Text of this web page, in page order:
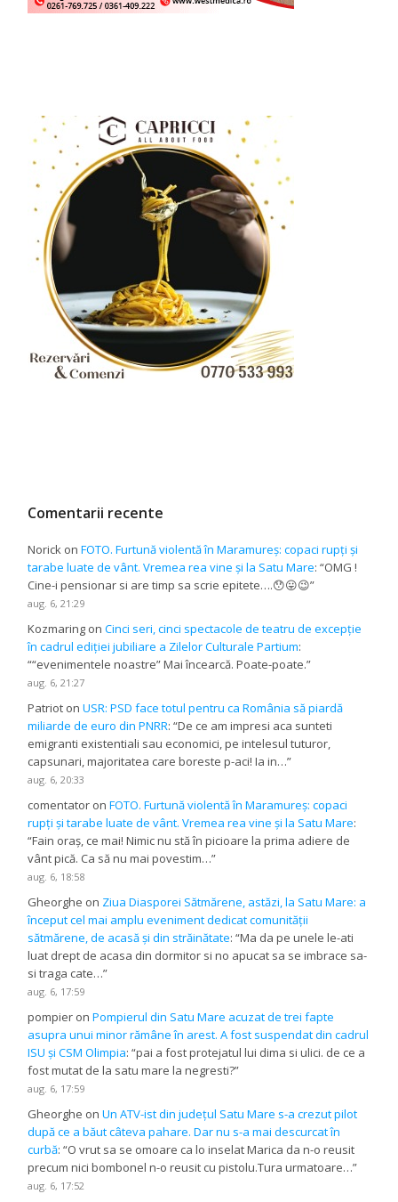
Comentarii recente
Norick onFOTO. Furtună violentă în Maramureș: copaci rupți și
tarabe luate de vânt. Vremea rea vine și la Satu Mare: “OMG !
Cine-i pensionar si are timp sa scrie epitete….😯😛😉”
aug. 6, 21:29
Kozmaring onCinci seri, cinci spectacole de teatru de excepție
în cadrul ediției jubiliare a Zilelor Culturale Partium:
““evenimentele noastre” Mai încearcă. Poate-poate.”
aug. 6, 21:27
Patriot onUSR: PSD face totul pentru ca România să piardă
miliarde de euro din PNRR: “De ce am impresi aca sunteti
emigranti existentiali sau economici, pe intelesul tuturor,
capsunari, majoritatea care boreste p-aci! Ia in…”
aug. 6, 20:33
comentator onFOTO. Furtună violentă în Maramureș: copaci
rupți și tarabe luate de vânt. Vremea rea vine și la Satu Mare:
“Fain oraș, ce mai! Nimic nu stă în picioare la prima adiere de
vânt pică. Ca să nu mai povestim…”
aug. 6, 18:58
Gheorghe on Ziua Diasporei Sătmărene, astăzi, la Satu Mare: a
început cel mai amplu eveniment dedicat comunității
sătmărene, de acasă și din străinătate: “Ma da pe unele le-ati
luat drept de acasa din dormitor si no apucat sa se imbrace sa-
si traga cate…”
aug. 6, 17:59
pompier onPompierul din Satu Mare acuzat de trei fapte
asupra unui minor rămâne în arest. A fost suspendat din cadrul
ISU și CSM Olimpia: “pai a fost protejatul lui dima si ulici. de ce a
fost mutat de la satu mare la negresti?”
aug. 6, 17:59
Gheorghe onUn ATV-ist din județul Satu Mare s-a crezut pilot
după ce a băut câteva pahare. Dar nu s-a mai descurcat în
curbă: “O vrut sa se omoare ca lo inselat Marica da n-o reusit
precum nici bombonel n-o reusit cu pistolu.Tura urmatoare…”
aug. 6, 17:52